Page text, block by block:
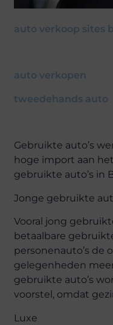
auto verkoop sites
auto verkopen
tweedehands auto
Gebruikte auto’s
hoge import aan
gebruikte auto’s in
Jonge gebruikte
Vooral jong
betaalbare
personenauto’s de
gelegenheden
gebruikte auto’s
voorstel, omdat
Luxe